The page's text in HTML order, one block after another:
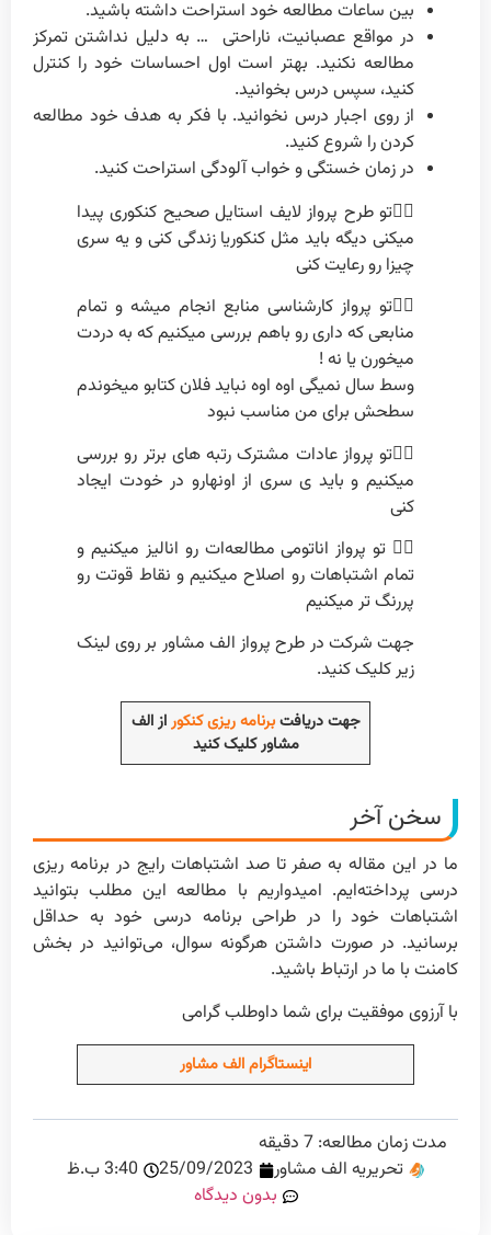
بین ساعات مطالعه خود استراحت داشته باشید.
در مواقع عصبانیت، ناراحتی … به دلیل نداشتن تمرکز
مطالعه نکنید. بهتر است اول احساسات خود را کنترل
کنید، سپس درس بخوانید.
از روی اجبار درس نخوانید. با فکر به هدف خود مطالعه
کردن را شروع کنید.
در زمان خستگی و خواب آلودگی استراحت کنید.
۱️⃣تو طرح پرواز لایف استایل صحیح کنکوری پیدا
میکنی دیگه باید مثل کنکوریا زندگی کنی و یه سری
چیزا رو رعایت کنی
۲️⃣تو پرواز کارشناسی منابع انجام میشه و تمام
منابعی که داری رو باهم بررسی میکنیم که به دردت
میخورن یا نه !
وسط سال نمیگی اوه اوه نباید فلان کتابو میخوندم
سطحش برای من مناسب نبود
۳️⃣تو پرواز عادات مشترک رتبه های برتر رو بررسی
میکنیم و باید ی سری از اونهارو در خودت ایجاد
کنی
۴️⃣ تو پرواز اناتومی مطالعه‌ات رو انالیز میکنیم و
تمام اشتباهات رو اصلاح میکنیم و نقاط قوتت رو
پررنگ تر میکنیم
جهت شرکت در طرح پرواز الف مشاور بر روی لینک
زیر کلیک کنید.
جهت دریافتبرنامه ریزی کنکوراز الف
مشاور کلیک کنید
سخن آخر
ما در این مقاله به صفر تا صد اشتباهات رایج در برنامه ریزی
درسی پرداخته‌ایم. امیدواریم با مطالعه این مطلب بتوانید
اشتباهات خود را در طراحی برنامه درسی خود به حداقل
برسانید. در صورت داشتن هرگونه سوال، می‌توانید در بخش
کامنت با ما در ارتباط باشید.
با آرزوی موفقیت برای شما داوطلب گرامی
اینستاگرام الف مشاور
مدت زمان مطالعه: 7 دقیقه
تحریریه الف مشاور
25/09/2023
3:40 ب.ظ
بدون دیدگاه